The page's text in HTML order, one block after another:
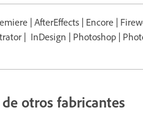
| AfterEffects | Encore |
| InDesign | Photoshop |
otros fabricantes